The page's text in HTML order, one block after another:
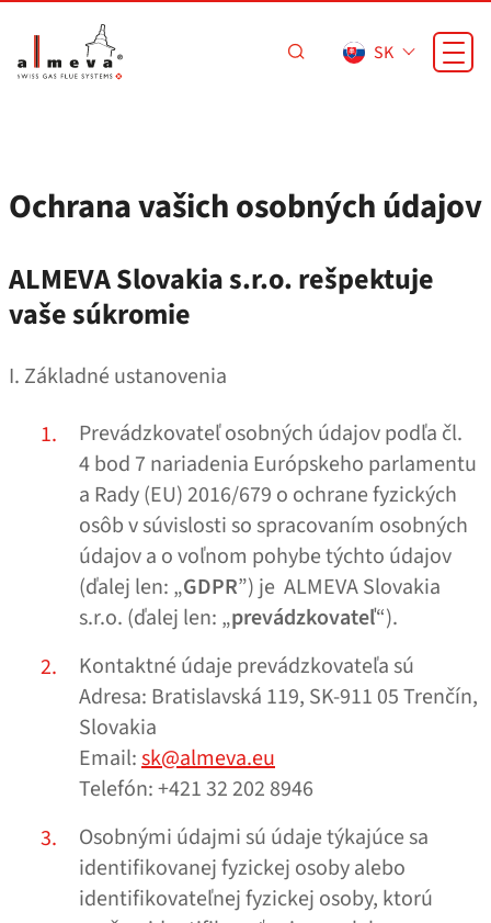
SK
Ochrana vašich osobných údajov
ALMEVA Slovakia s.r.o. rešpektuje
vaše súkromie
I. Základné ustanovenia
Prevádzkovateľ osobných údajov podľa čl.
4 bod 7 nariadenia Európskeho parlamentu
a Rady (EU) 2016/679 o ochrane fyzických
osôb v súvislosti so spracovaním osobných
údajov a o voľnom pohybe týchto údajov
(ďalej len: „GDPR”) je ALMEVA Slovakia
s.r.o. (ďalej len: „prevádzkovateľ“).
Kontaktné údaje prevádzkovateľa sú
Adresa: Bratislavská 119, SK-911 05 Trenčín,
Slovakia
Email:sk@almeva.eu
Telefón: +421 32 202 8946
Osobnými údajmi sú údaje týkajúce sa
identifikovanej fyzickej osoby alebo
identifikovateľnej fyzickej osoby, ktorú